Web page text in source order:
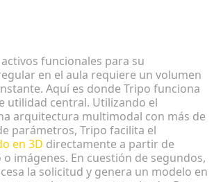
funcionales para su
en el aula requiere un volumen
Aquí es donde Tripo funciona
utilidad central. Utilizando el
arquitectura multimodal con más de
parámetros, Tripo facilita el
en 3D directamente a partir de
imágenes. En cuestión de segundos,
la solicitud y genera un modelo en